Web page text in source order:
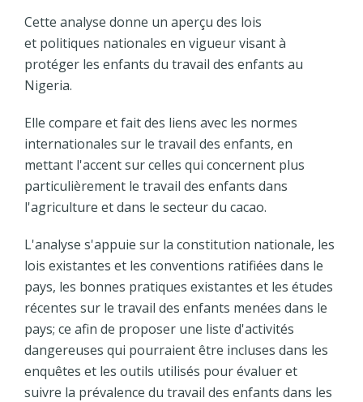
Cette analyse donne un aperçu des lois
et politiques nationales en vigueur visant à
protéger les enfants du travail des enfants au
Nigeria.
Elle compare et fait des liens avec les normes
internationales sur le travail des enfants, en
mettant l'accent sur celles qui concernent plus
particulièrement le travail des enfants dans
l'agriculture et dans le secteur du cacao.
L'analyse s'appuie sur la constitution nationale, les
lois existantes et les conventions ratifiées dans le
pays, les bonnes pratiques existantes et les études
récentes sur le travail des enfants menées dans le
pays; ce afin de proposer une liste d'activités
dangereuses qui pourraient être incluses dans les
enquêtes et les outils utilisés pour évaluer et
suivre la prévalence du travail des enfants dans les